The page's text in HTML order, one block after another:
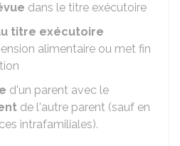
dans le titre exécutoire
titre exécutoire
alimentaire ou met fin
d'un parent avec le
de l'autre parent (sauf en
intrafamiliales).